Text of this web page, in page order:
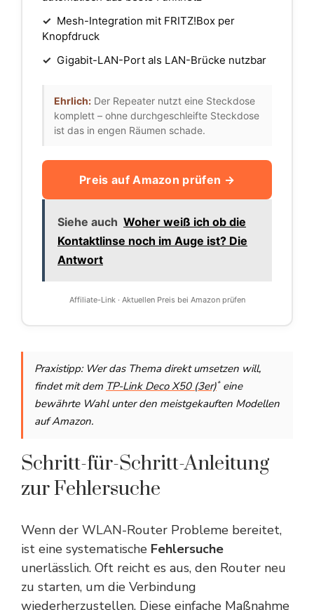
✓ Mesh-Integration mit FRITZ!Box per
Knopfdruck
✓ Gigabit-LAN-Port als LAN-Brücke nutzbar
Ehrlich: Der Repeater nutzt eine Steckdose
komplett – ohne durchgeschleifte Steckdose
ist das in engen Räumen schade.
Preis auf Amazon prüfen →
Siehe auch Woher weiß ich ob die
Kontaktlinse noch im Auge ist? Die
Antwort
Affiliate-Link · Aktuellen Preis bei Amazon prüfen
Praxistipp: Wer das Thema direkt umsetzen will,
findet mit dem TP-Link Deco X50 (3er)*eine
bewährte Wahl unter den meistgekauften Modellen
auf Amazon.
Schritt-für-Schritt-Anleitung
zur Fehlersuche
Wenn der WLAN-Router Probleme bereitet,
ist eine systematische Fehlersuche
unerlässlich. Oft reicht es aus, den Router neu
zu starten, um die Verbindung
wiederherzustellen. Diese einfache Maßnahme